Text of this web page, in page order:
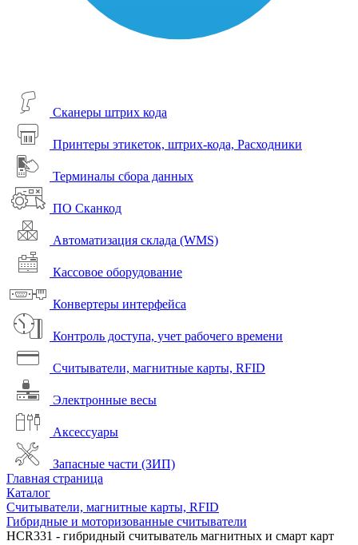
Сканеры штрих кода
Принтеры этикеток, штрих-кода, Расходники
Терминалы сбора данных
ПО Сканкод
Автоматизация склада (WMS)
Кассовое оборудование
Конвертеры интерфейса
Контроль доступа, учет рабочего времени
Считыватели, магнитные карты, RFID
Электронные весы
Аксессуары
Запасные части (ЗИП)
Главная страница
Каталог
Считыватели, магнитные карты, RFID
Гибридные и моторизованные считыватели
HCR331 - гибридный считыватель магнитных и смарт карт